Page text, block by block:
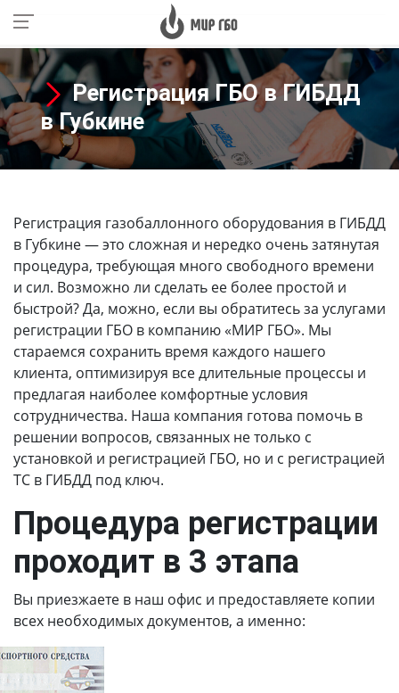
Регистрация ГБО в ГИБДД
в Губкине
Регистрация газобаллонного оборудования в ГИБДД
в Губкине— это сложная и нередко очень затянутая
процедура, требующая много свободного времени
и сил. Возможно ли сделать ее более простой и
быстрой? Да, можно, если вы обратитесь за услугами
регистрации ГБО в компанию «МИР ГБО». Мы
стараемся сохранить время каждого нашего
клиента, оптимизируя все длительные процессы и
предлагая наиболее комфортные условия
сотрудничества. Наша компания готова помочь в
решении вопросов, связанных не только с
установкой и регистрацией ГБО, но и с регистрацией
ТС в ГИБДД под ключ.
Процедура регистрации
проходит в 3 этапа
Вы приезжаете в наш офис и предоставляете копии
всех необходимых документов, а именно: